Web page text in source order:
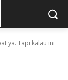
ya. Tapi kalau ini